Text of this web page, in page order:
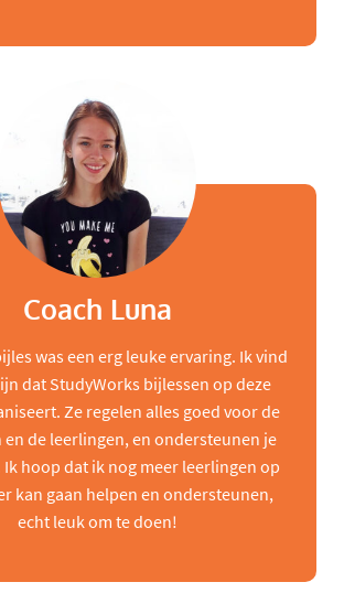
Coach Luna
was een erg leuke ervaring. Ik vind
dat StudyWorks bijlessen op deze
Ze regelen alles goed voor de
en de leerlingen, en ondersteunen je
hoop dat ik nog meer leerlingen op
kan gaan helpen en ondersteunen,
echt leuk om te doen!